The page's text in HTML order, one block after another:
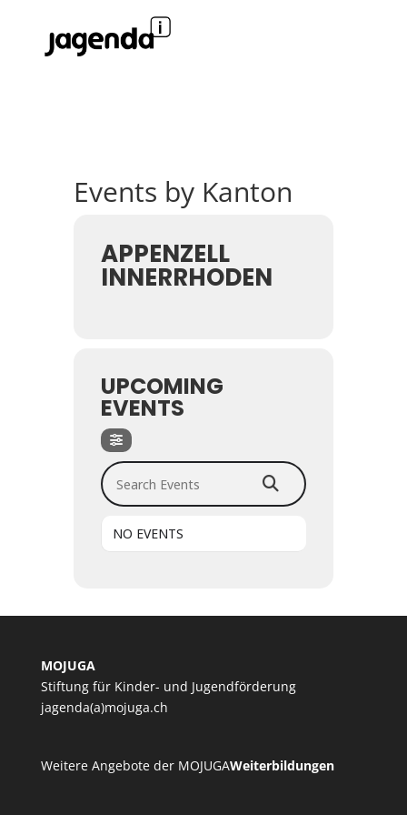
Events by Kanton
APPENZELL
INNERRHODEN
UPCOMING
EVENTS
Search Events
NO EVENTS
MOJUGA
Stiftung für Kinder- und Jugendförderung
jagenda(a)mojuga.ch
Weitere Angebote der MOJUGAWeiterbildungen